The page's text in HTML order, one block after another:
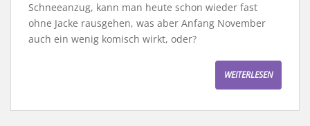
Schneeanzug, kann man heute schon wieder fast
ohne Jacke rausgehen, was aber Anfang November
auch ein wenig komisch wirkt, oder?
WEITERLESEN